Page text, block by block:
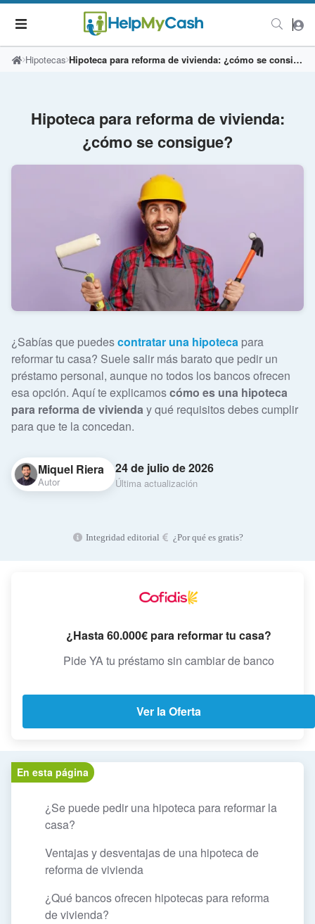
Hipotecas Hipoteca para reforma de vivienda: ¿cómo se consigue?
Hipoteca para reforma de vivienda:
¿cómo se consigue?
¿Sabías que puedescontratar una hipoteca para
reformar tu casa? Suele salir más barato que pedir un
préstamo personal, aunque no todos los bancos ofrecen
esa opción. Aquí te explicamoscómo es una hipoteca
para reforma de vivienday qué requisitos debes cumplir
para que te la concedan.
Miquel Riera
Autor
24 de julio de 2026
Última actualización
Integridad editorial ¿Por qué es gratis?
¿Hasta 60.000€ para reformar tu casa?
Pide YA tu préstamo sin cambiar de banco
Ver la Oferta
En esta página
¿Se puede pedir una hipoteca para reformar la
casa?
Ventajas y desventajas de una hipoteca de
reforma de vivienda
¿Qué bancos ofrecen hipotecas para reforma
de vivienda?